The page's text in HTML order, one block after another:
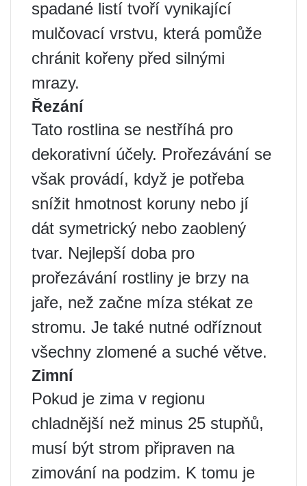
spadané listí tvoří vynikající
mulčovací vrstvu, která pomůže
chránit kořeny před silnými
mrazy.
Řezání
Tato rostlina se nestříhá pro
dekorativní účely. Prořezávání se
však provádí, když je potřeba
snížit hmotnost koruny nebo jí
dát symetrický nebo zaoblený
tvar. Nejlepší doba pro
prořezávání rostliny je brzy na
jaře, než začne míza stékat ze
stromu. Je také nutné odříznout
všechny zlomené a suché větve.
Zimní
Pokud je zima v regionu
chladnější než minus 25 stupňů,
musí být strom připraven na
zimování na podzim. K tomu je